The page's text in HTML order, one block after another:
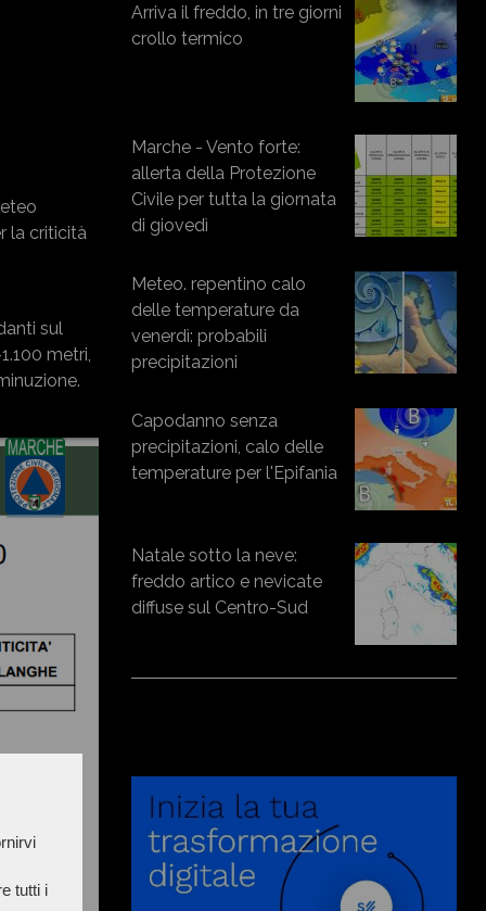
tutti i
la criticità
sul
metri,
Arriva il freddo, in tre giorni
crollo termico
Marche - Vento forte:
allerta della Protezione
Civile per tutta la giornata
di giovedì
Meteo. repentino calo
delle temperature da
venerdì: probabili
precipitazioni
Capodanno senza
precipitazioni, calo delle
temperature per l'Epifania
Natale sotto la neve:
freddo artico e nevicate
diffuse sul Centro-Sud